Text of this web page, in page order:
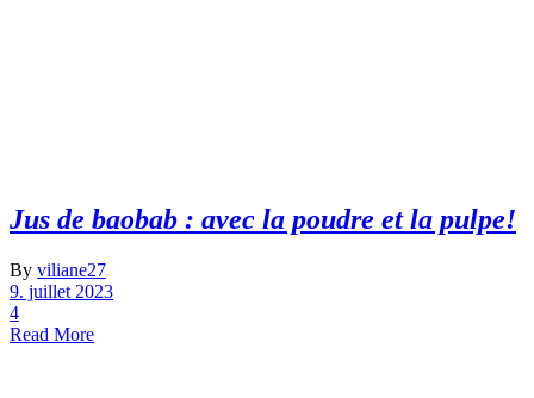
Jus de baobab : avec la poudre et la pulpe!
By viliane27
9. juillet 2023
4
Read More